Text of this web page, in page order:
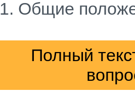
1. Общие
Полный